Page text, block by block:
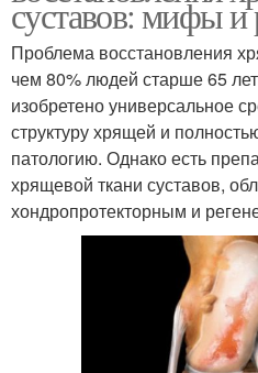
суставов: мифы и
Проблема восстановления
чем 80% людей старше 65
изобретено универсальное
структуру хрящей и
патологию. Однако есть
хрящевой ткани суставов,
хондропротекторным и